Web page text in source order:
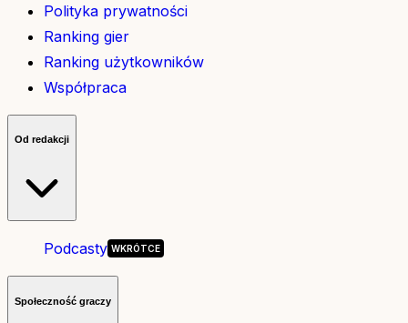
Polityka prywatności
Ranking gier
Ranking użytkowników
Współpraca
Od redakcji
Podcasty
Społeczność graczy